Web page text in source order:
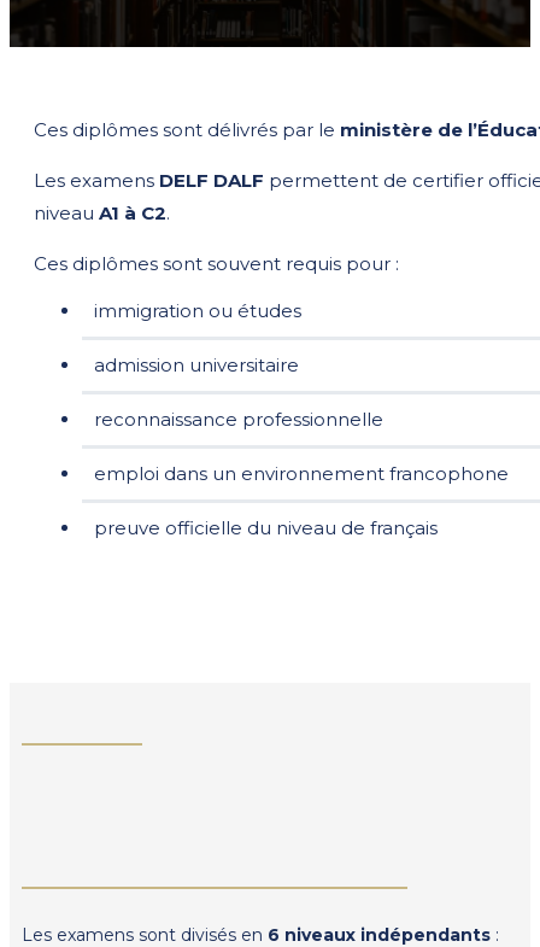
Ces diplômes sont délivrés par le ministère de
Les examens DELF DALF permettent de certifier
niveau A1 à C2.
Ces diplômes sont souvent requis pour :
immigration ou études
admission universitaire
reconnaissance professionnelle
emploi dans un environnement francophone
preuve officielle du niveau de français
Les examens sont divisés en 6 niveaux indépendants :